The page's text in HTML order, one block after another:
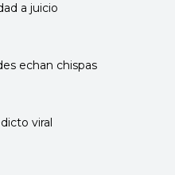
a juicio
echan chispas
viral